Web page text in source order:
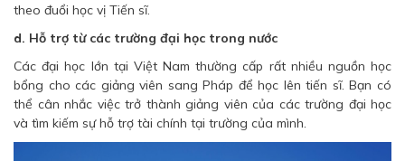
theo đuổi học vị Tiến sĩ.
d. Hỗ trợ từ các trường đại học trong nước
Các đại học lớn tại Việt Nam thường cấp rất nhiều nguồn học
bổng cho các giảng viên sang Pháp để học lên tiến sĩ. Bạn có
thể cân nhắc việc trở thành giảng viên của các trường đại học
và tìm kiếm sự hỗ trợ tài chính tại trường của mình.